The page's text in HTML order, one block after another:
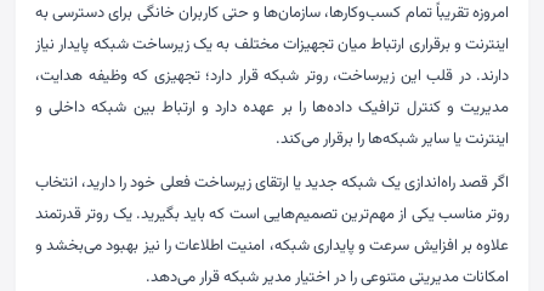
امروزه تقریباً تمام کسب‌وکارها، سازمان‌ها و حتی کاربران خانگی برای دسترسی به
اینترنت و برقراری ارتباط میان تجهیزات مختلف به یک زیرساخت شبکه پایدار نیاز
دارند. در قلب این زیرساخت، روتر شبکه قرار دارد؛ تجهیزی که وظیفه هدایت،
مدیریت و کنترل ترافیک داده‌ها را بر عهده دارد و ارتباط بین شبکه داخلی و
اینترنت یا سایر شبکه‌ها را برقرار می‌کند.
اگر قصد راه‌اندازی یک شبکه جدید یا ارتقای زیرساخت فعلی خود را دارید، انتخاب
روتر مناسب یکی از مهم‌ترین تصمیم‌هایی است که باید بگیرید. یک روتر قدرتمند
علاوه بر افزایش سرعت و پایداری شبکه، امنیت اطلاعات را نیز بهبود می‌بخشد و
امکانات مدیریتی متنوعی را در اختیار مدیر شبکه قرار می‌دهد.